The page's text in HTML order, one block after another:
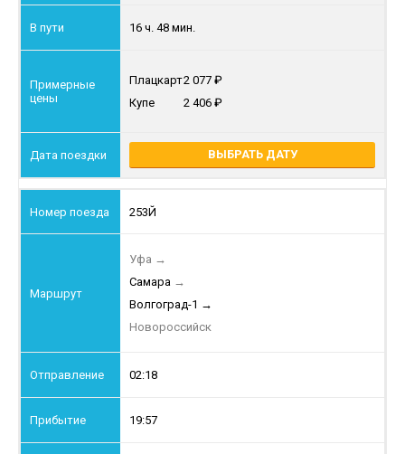
16 ч. 48 мин.
Плацкарт2 077
Купе
2 406
ВЫБРАТЬ ДАТУ
253Й
Уфа →
Самара →
Волгоград-1 →
Новороссийск
02:18
19:57